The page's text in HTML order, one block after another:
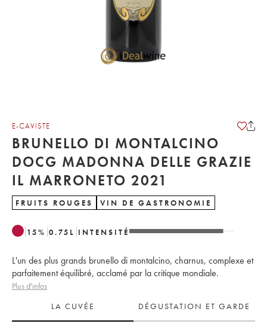
E-CAVISTE
BRUNELLO DI MONTALCINO
DOCG MADONNA DELLE GRAZIE
IL MARRONETO 2021
FRUITS ROUGES VIN DE GASTRONOMIE
15% 0.75 L INTENSITÉ
L'un des plus grands brunello di montalcino, charnus, complexe et
parfaitement équilibré, acclamé par la critique mondiale.
Plus d'infos
LA CUVÉE
DÉGUSTATION ET GARDE